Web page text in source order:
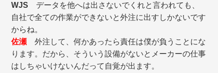
WJS データを他へは出さないでくれと言われても、
自社で全ての作業ができないと外注に出すしかないです
からね。
佐瀬 外注して、何かあったら責任は僕が負うことにな
ります。だから、そういう設備がないとメーカーの仕事
はしちゃいけないんだって自覚が出ます。